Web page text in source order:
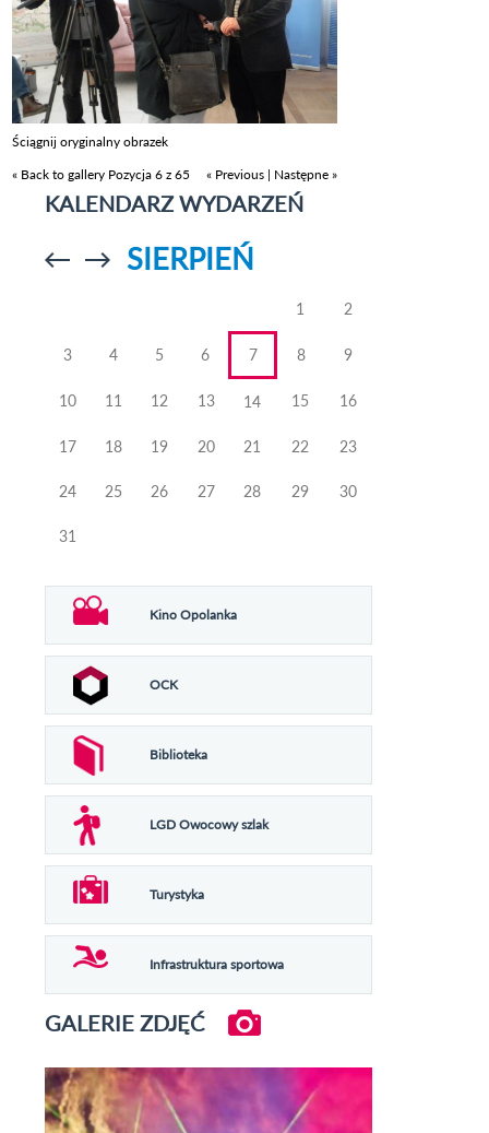
Ściągnij oryginalny obrazek
« Back to gallery Pozycja 6 z 65 « Previous | Następne »
KALENDARZ WYDARZEŃ
Przejdź doPrzejdź do
SIERPIEŃ
1 2
3 4 5 6 7 8 9
10 11 12 13 14 15 16
17 18 19 20 21 22 23
24 25 26 27 28 29 30
31
Kino Opolanka
OCK
Biblioteka
LGD Owocowy szlak
Turystyka
Infrastruktura sportowa
GALERIE ZDJĘĆ